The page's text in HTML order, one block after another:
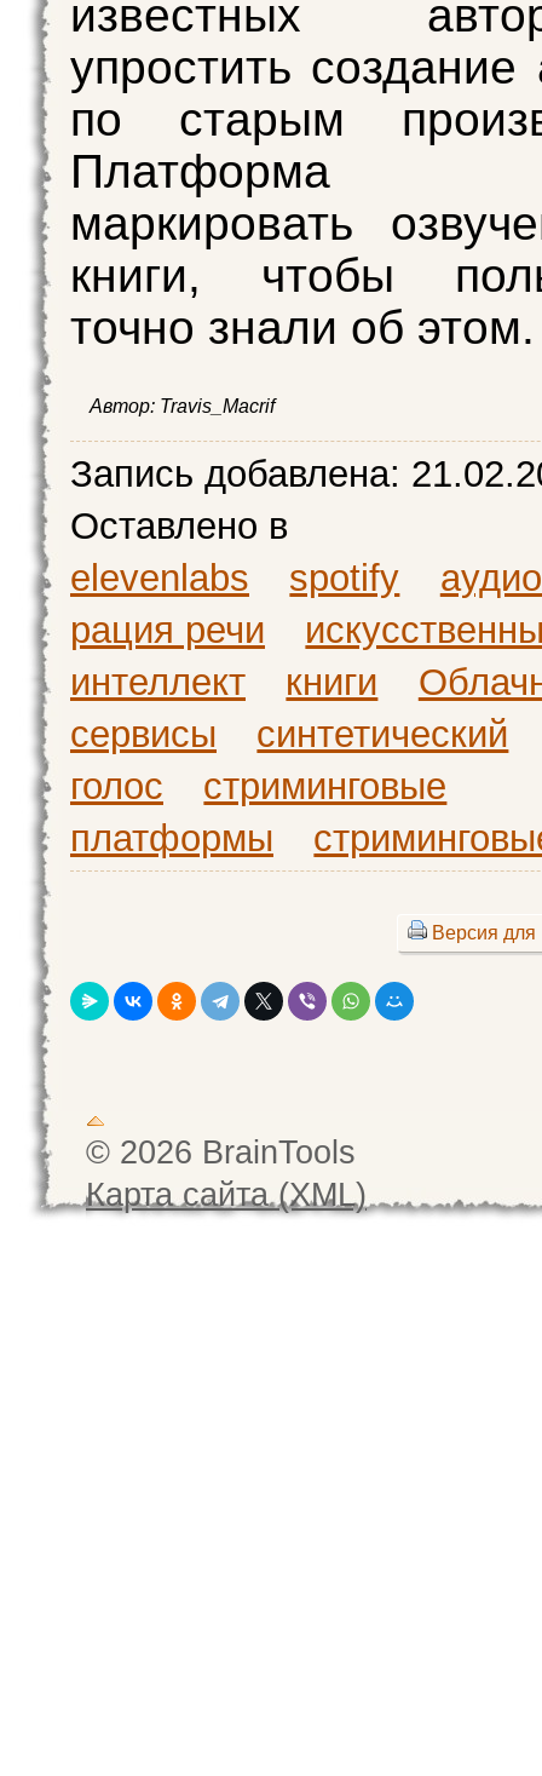
известных
упростить создание
по старым
Платформа
маркировать
книги, чтобы
точно знали об этом.
Автор: Travis_Macrif
Запись добавлена:
Оставлено в
elevenlabs
spotify
рация речи
интеллект
книги
сервисы
синтетический
голос
стриминговые
платформы
Версия для
© 2026 BrainTools
Карта сайта (XML)